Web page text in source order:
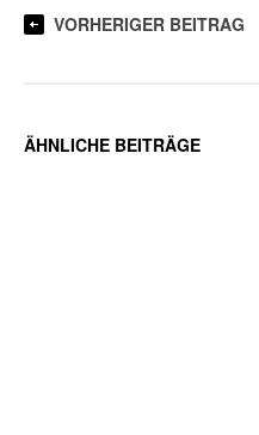
VORHERIGER BEITRAG
ÄHNLICHE BEITRÄGE